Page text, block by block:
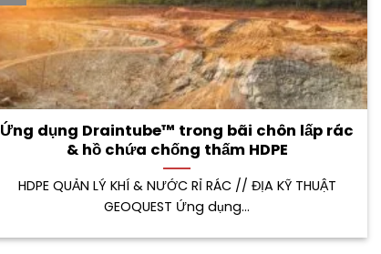
Ứng dụng Draintube™ trong bãi chôn lấp rác
& hồ chứa chống thấm HDPE
HDPE QUẢN LÝ KHÍ & NƯỚC RỈ RÁC // ĐỊA KỸ THUẬT
GEOQUEST Ứng dụng...